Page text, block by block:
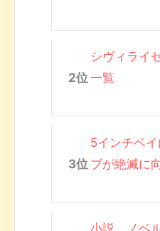
シヴィライ
一覧
5インチベ
ブが絶滅に